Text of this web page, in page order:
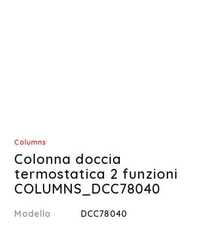
Columns
Colonna doccia
termostatica 2 funzioni
COLUMNS_DCC78040
Modello DCC78040